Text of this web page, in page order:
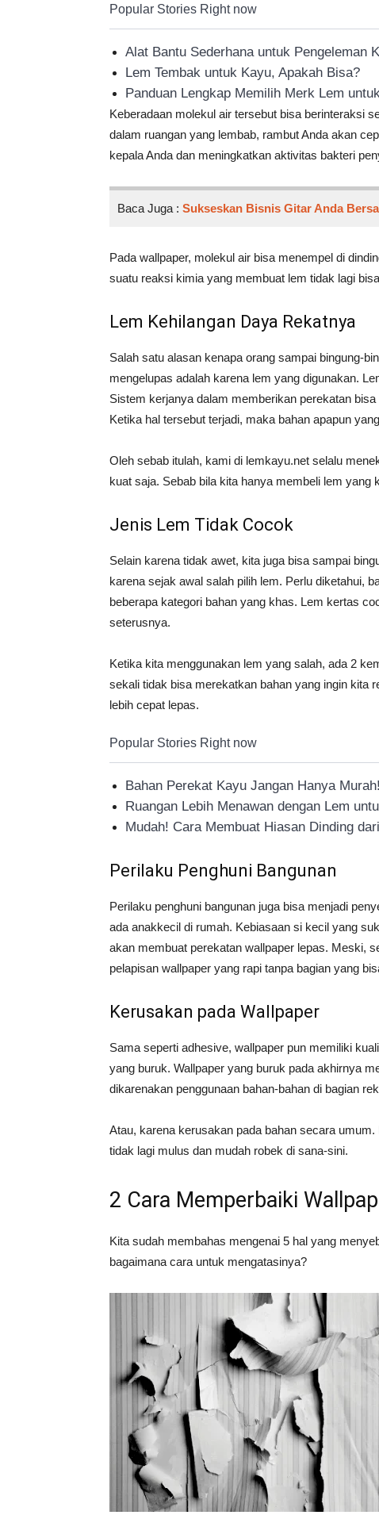
Popular Stories Right now
Alat Bantu Sederhana untuk Pengeleman
Lem Tembak untuk Kayu, Apakah Bisa?
Panduan Lengkap Memilih Merk Lem
Keberadaan molekul air tersebut bisa berinteraksi
dalam ruangan yang lembab, rambut Anda akan
kepala Anda dan meningkatkan aktivitas bakteri
Baca Juga : Sukseskan Bisnis Gitar Anda
Pada wallpaper, molekul air bisa menempel di
suatu reaksi kimia yang membuat lem tidak lagi
Lem Kehilangan Daya Rekatnya
Salah satu alasan kenapa orang sampai bingung-
mengelupas adalah karena lem yang digunakan.
Sistem kerjanya dalam memberikan perekatan
Ketika hal tersebut terjadi, maka bahan apapun
Oleh sebab itulah, kami di lemkayu.net selalu
kuat saja. Sebab bila kita hanya membeli lem yang
Jenis Lem Tidak Cocok
Selain karena tidak awet, kita juga bisa sampai
karena sejak awal salah pilih lem. Perlu diketahui,
beberapa kategori bahan yang khas. Lem kertas
seterusnya.
Ketika kita menggunakan lem yang salah, ada 2
sekali tidak bisa merekatkan bahan yang ingin kita
lebih cepat lepas.
Popular Stories Right now
Bahan Perekat Kayu Jangan Hanya Murah!
Ruangan Lebih Menawan dengan Lem
Mudah! Cara Membuat Hiasan Dinding
Perilaku Penghuni Bangunan
Perilaku penghuni bangunan juga bisa menjadi
ada anakkecil di rumah. Kebiasaan si kecil yang
akan membuat perekatan wallpaper lepas. Meski,
pelapisan wallpaper yang rapi tanpa bagian yang
Kerusakan pada Wallpaper
Sama seperti adhesive, wallpaper pun memiliki
yang buruk. Wallpaper yang buruk pada akhirnya
dikarenakan penggunaan bahan-bahan di bagian
Atau, karena kerusakan pada bahan secara
tidak lagi mulus dan mudah robek di sana-sini.
2 Cara Memperbaiki
Kita sudah membahas mengenai 5 hal yang
bagaimana cara untuk mengatasinya?